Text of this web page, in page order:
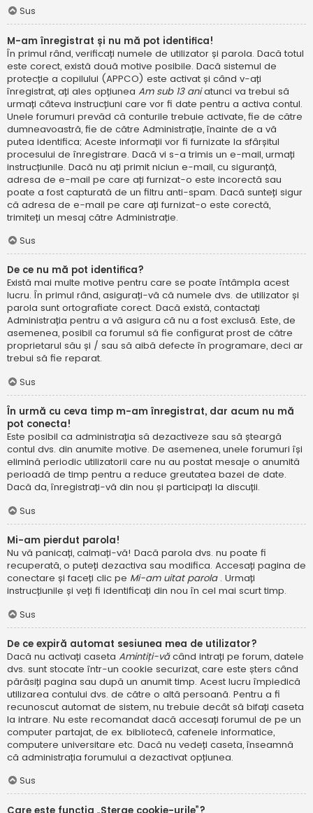
Sus
M-am înregistrat și nu mă pot identifica!
În primul rând, verificați numele de utilizator și parola. Dacă totul
este corect, există două motive posibile. Dacă sistemul de
protecție a copilului (APPCO) este activat și când v-ați
înregistrat, ați ales opțiunea Am sub 13 aniatunci va trebui să
urmați câteva instrucțiuni care vor fi date pentru a activa contul.
Unele forumuri prevăd că conturile trebuie activate, fie de către
dumneavoastră, fie de către Administrație, înainte de a vă
putea identifica; Aceste informații vor fi furnizate la sfârșitul
procesului de înregistrare. Dacă vi s-a trimis un e-mail, urmați
instrucțiunile. Dacă nu ați primit niciun e-mail, cu siguranță,
adresa de e-mail pe care ați furnizat-o este incorectă sau
poate a fost capturată de un filtru anti-spam. Dacă sunteți sigur
că adresa de e-mail pe care ați furnizat-o este corectă,
trimiteți un mesaj către Administrație.
Sus
De ce nu mă pot identifica?
Există mai multe motive pentru care se poate întâmpla acest
lucru. În primul rând, asigurați-vă că numele dvs. de utilizator și
parola sunt ortografiate corect. Dacă există, contactați
Administrația pentru a vă asigura că nu a fost exclusă. Este, de
asemenea, posibil ca forumul să fie configurat prost de către
proprietarul său și / sau să aibă defecte în programare, deci ar
trebui să fie reparat.
Sus
În urmă cu ceva timp m-am înregistrat, dar acum nu mă
pot conecta!
Este posibil ca administrația să dezactiveze sau să șteargă
contul dvs. din anumite motive. De asemenea, unele forumuri își
elimină periodic utilizatorii care nu au postat mesaje o anumită
perioadă de timp pentru a reduce greutatea bazei de date.
Dacă da, înregistrați-vă din nou și participați la discuții.
Sus
Mi-am pierdut parola!
Nu vă panicați, calmați-vă! Dacă parola dvs. nu poate fi
recuperată, o puteți dezactiva sau modifica. Accesați pagina de
conectare și faceți clic pe Mi-am uitat parola . Urmați
instrucțiunile și veți fi identificați din nou în cel mai scurt timp.
Sus
De ce expiră automat sesiunea mea de utilizator?
Dacă nu activați caseta Amintiți-văcând intrați pe forum, datele
dvs. sunt stocate într-un cookie securizat, care este șters când
părăsiți pagina sau după un anumit timp. Acest lucru împiedică
utilizarea contului dvs. de către o altă persoană. Pentru a fi
recunoscut automat de sistem, nu trebuie decât să bifați caseta
la intrare. Nu este recomandat dacă accesați forumul de pe un
computer partajat, de ex. bibliotecă, cafenele informatice,
computere universitare etc. Dacă nu vedeți caseta, înseamnă
că administrația forumului a dezactivat opțiunea.
Sus
Care este funcția „Șterge cookie-urile”?